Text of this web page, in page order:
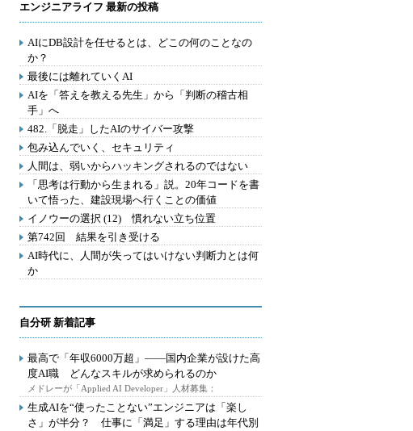
エンジニアライフ 最新の投稿
AIにDB設計を任せるとは、どこの何のことなの
か？
最後には離れていくAI
AIを「答えを教える先生」から「判断の稽古相
手」へ
482.「脱走」したAIのサイバー攻撃
包み込んでいく、セキュリティ
人間は、弱いからハッキングされるのではない
「思考は行動から生まれる」説。20年コードを書
いて悟った、建設現場へ行くことの価値
イノウーの選択 (12) 慣れない立ち位置
第742回 結果を引き受ける
AI時代に、人間が失ってはいけない判断力とは何
か
自分研 新着記事
最高で「年収6000万超」――国内企業が設けた高
度AI職 どんなスキルが求められるのか
メドレーが「Applied AI Developer」人材募集：
生成AIを“使ったことない”エンジニアは「楽し
さ」が半分？ 仕事に「満足」する理由は年代別